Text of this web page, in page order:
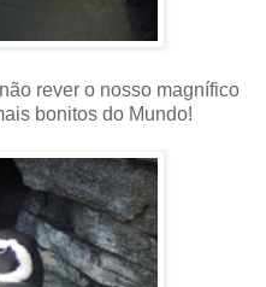
rever o nosso magnífico
bonitos do Mundo!